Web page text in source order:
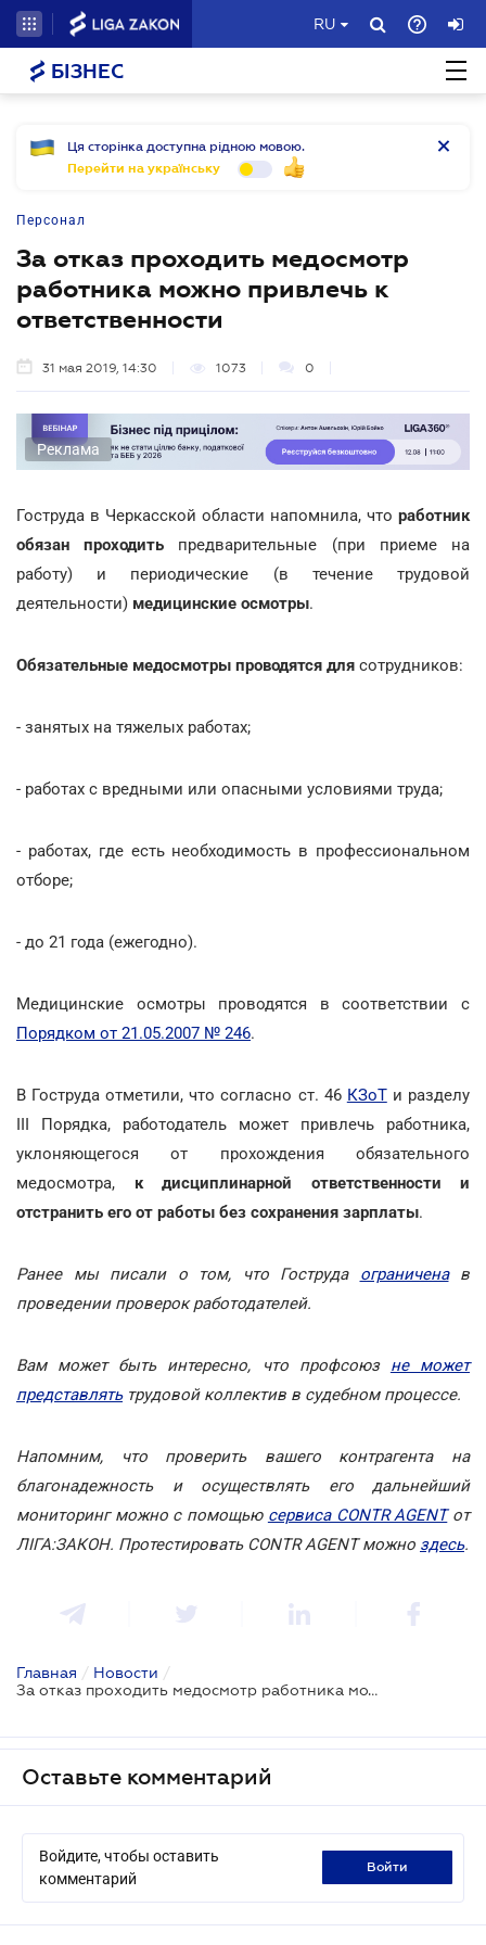
RU
БІЗНЕС
Ця сторінка доступна рідною мовою.
Перейти на українську
Персонал
За отказ проходить медосмотр
работника можно привлечь к
ответственности
31 мая 2019, 14:30 1073 0
Реклама
Гоструда в Черкасской области напомнила, что работник
обязан проходить предварительные (при приеме на
работу) и периодические (в течение трудовой
деятельности) медицинские осмотры.
Обязательные медосмотры проводятся для сотрудников:
- занятых на тяжелых работах;
- работах с вредными или опасными условиями труда;
- работах, где есть необходимость в профессиональном
отборе;
- до 21 года (ежегодно).
Медицинские осмотры проводятся в соответствии с
Порядком от 21.05.2007 № 246.
В Гоструда отметили, что согласно ст. 46 КЗоТи разделу
III Порядка, работодатель может привлечь работника,
уклоняющегося от прохождения обязательного
медосмотра, к дисциплинарной ответственности и
отстранить его от работы без сохранения зарплаты.
Ранее мы писали о том, что Гоструда ограниченав
проведении проверок работодателей.
Вам может быть интересно, что профсоюз не может
представлятьтрудовой коллектив в судебном процессе.
Напомним, что проверить вашего контрагента на
благонадежность и осуществлять его дальнейший
мониторинг можно с помощью сервиса CONTR AGENTот
ЛІГА:ЗАКОН. Протестировать CONTR AGENT можно здесь.
Главная / Новости /
За отказ проходить медосмотр работника можно привлечь к ответственности
Оставьте комментарий
Войдите, чтобы оставить
комментарий
войти